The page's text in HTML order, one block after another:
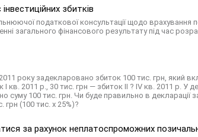
збитків
податкової консультації щодо врахування
загального фінансового результату під час
2011 року задекларовано збиток 100 тис. грн, який
2011 р., 30 тис. грн — збиток ІІ ? ІV кв. 2011 р. У
суму 100 тис. грн. Чи буде правильно в декларації
грн (100 тис. х 25%)?
за рахунок неплатоспроможних